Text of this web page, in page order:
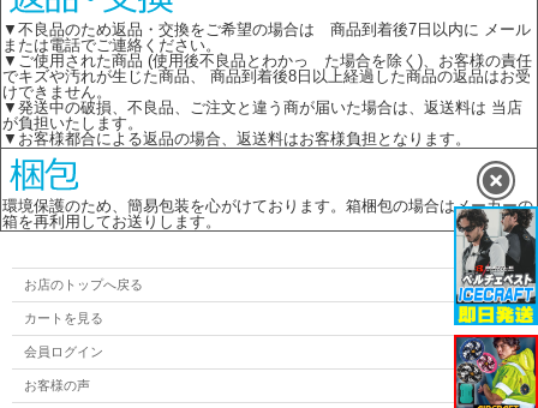
▼不良品のため返品・交換をご希望の場合は 商品到着後7日以内に メール
または電話でご連絡ください。
▼ご使用された商品 (使用後不良品とわかっ た場合を除く)、お客様の責任
でキズや汚れが生じた商品、 商品到着後8日以上経過した商品の返品はお受
けできません。
▼発送中の破損、不良品、ご注文と違う商が届いた場合は、返送料は 当店
が負担いたします。
▼お客様都合による返品の場合、返送料はお客様負担となります。
環境保護のため、簡易包装を心がけております。箱梱包の場合はメーカーの
箱を再利用してお送りします。
お店のトップへ戻る
カートを見る
会員ログイン
お客様の声